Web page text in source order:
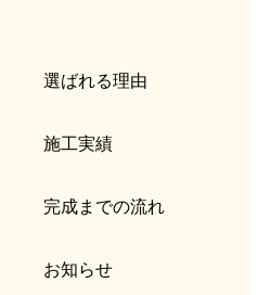
選ばれる理由
施工実績
完成までの流れ
お知らせ